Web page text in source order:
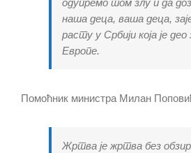
одупремо том злу и да
наша деца, ваша деца,
расту у Србији која је део
Европе.
Помоћник министра Милан
Жртва је жртва без